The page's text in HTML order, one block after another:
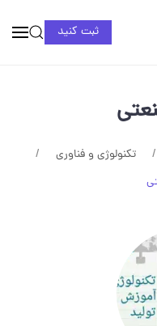
ثبت کنید
تکنولوژی و فناوری